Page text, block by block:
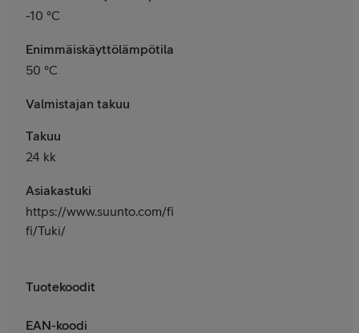
-10 °C
Enimmäiskäyttölämpötila
50 °C
Valmistajan takuu
Takuu
24 kk
Asiakastuki
https://www.suunto.com/fi-
fi/Tuki/
Tuotekoodit
EAN-koodi